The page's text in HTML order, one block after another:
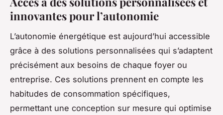
innovantes pour l’autonomie
L’autonomie énergétique est aujourd’hui accessible
grâce à des solutions personnalisées qui s’adaptent
précisément aux besoins de chaque foyer ou
entreprise. Ces solutions prennent en compte les
habitudes de consommation spécifiques,
permettant une conception sur mesure qui optimise